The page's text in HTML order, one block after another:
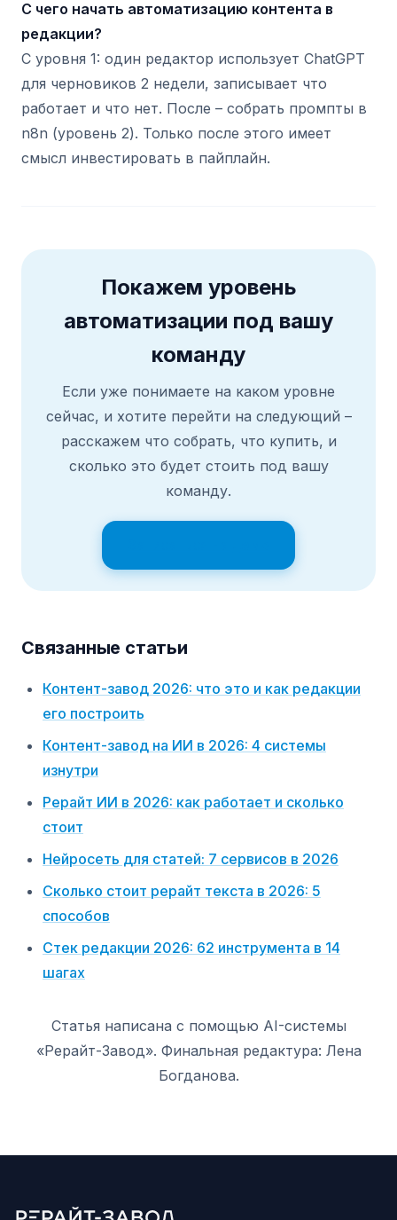
С чего начать автоматизацию контента в
редакции?
С уровня 1: один редактор использует ChatGPT
для черновиков 2 недели, записывает что
работает и что нет. После – собрать промпты в
n8n (уровень 2). Только после этого имеет
смысл инвестировать в пайплайн.
Покажем уровень
автоматизации под вашу
команду
Если уже понимаете на каком уровне
сейчас, и хотите перейти на следующий –
расскажем что собрать, что купить, и
сколько это будет стоить под вашу
команду.
Связанные статьи
Контент-завод 2026: что это и как редакции
его построить
Контент-завод на ИИ в 2026: 4 системы
изнутри
Рерайт ИИ в 2026: как работает и сколько
стоит
Нейросеть для статей: 7 сервисов в 2026
Сколько стоит рерайт текста в 2026: 5
способов
Стек редакции 2026: 62 инструмента в 14
шагах
Статья написана с помощью AI-системы
«Рерайт-Завод». Финальная редактура: Лена
Богданова.